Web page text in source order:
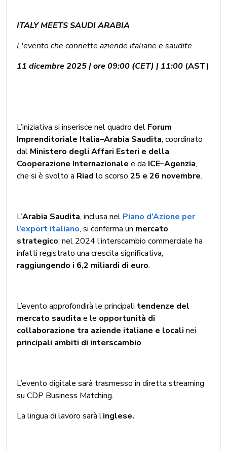
ITALY MEETS SAUDI ARABIA
L'evento che connette aziende italiane e saudite
11 dicembre 2025 | ore 09:00 (CET) | 11:00 (AST)
L’iniziativa si inserisce nel quadro del Forum
Imprenditoriale Italia–Arabia Saudita, coordinato
dal Ministero degli Affari Esteri e della
Cooperazione Internazionale e da ICE–Agenzia,
che si è svolto a Riad lo scorso 25 e 26 novembre.
L’Arabia Saudita, inclusa nel Piano d’Azione per
l’export italiano, si conferma un mercato
strategico: nel 2024 l’interscambio commerciale ha
infatti registrato una crescita significativa,
raggiungendo i 6,2 miliardi di euro.
L’evento approfondirà le principali tendenze del
mercato saudita e le opportunità di
collaborazione tra aziende italiane e locali nei
principali ambiti di interscambio.
L’evento digitale sarà trasmesso in diretta streaming
su CDP Business Matching.
La lingua di lavoro sarà l’inglese.